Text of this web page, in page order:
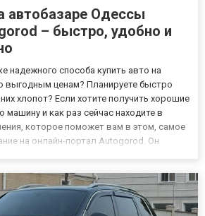
автобазаре Одессы
– быстро, удобно и
надежного способа купить авто на
выгодным ценам? Планируете быстро
хлопот? Если хотите получить хорошие
машину и как раз сейчас находите в
которое поможет вам в этом, самое
на онлайн-портал Autogorod. Он